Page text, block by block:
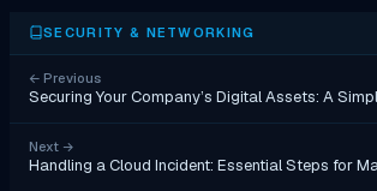
SECURITY & NETWORKING
← Previous
Securing Your Company’s Digital Assets: A
Next →
Handling a Cloud Incident: Essential Steps for